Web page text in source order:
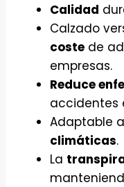
Calidad
Calzado
coste de
empresas.
Reduce
accidentes
Adaptable
climáticas.
La